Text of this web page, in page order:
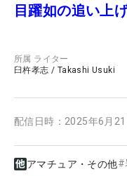
目躍如の追い上
所属 ライター
臼杵孝志 / Takashi Usuki
配信日時： 2025年6月
アマチュア・その他#